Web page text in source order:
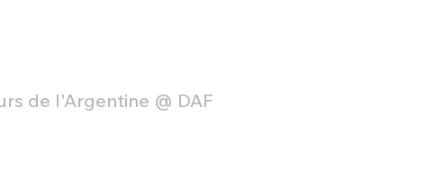
de l'Argentine @ DAF